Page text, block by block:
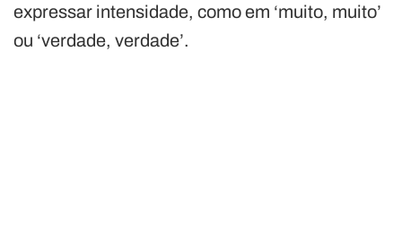
expressar intensidade, como em ‘muito, muito’
ou ‘verdade, verdade’.